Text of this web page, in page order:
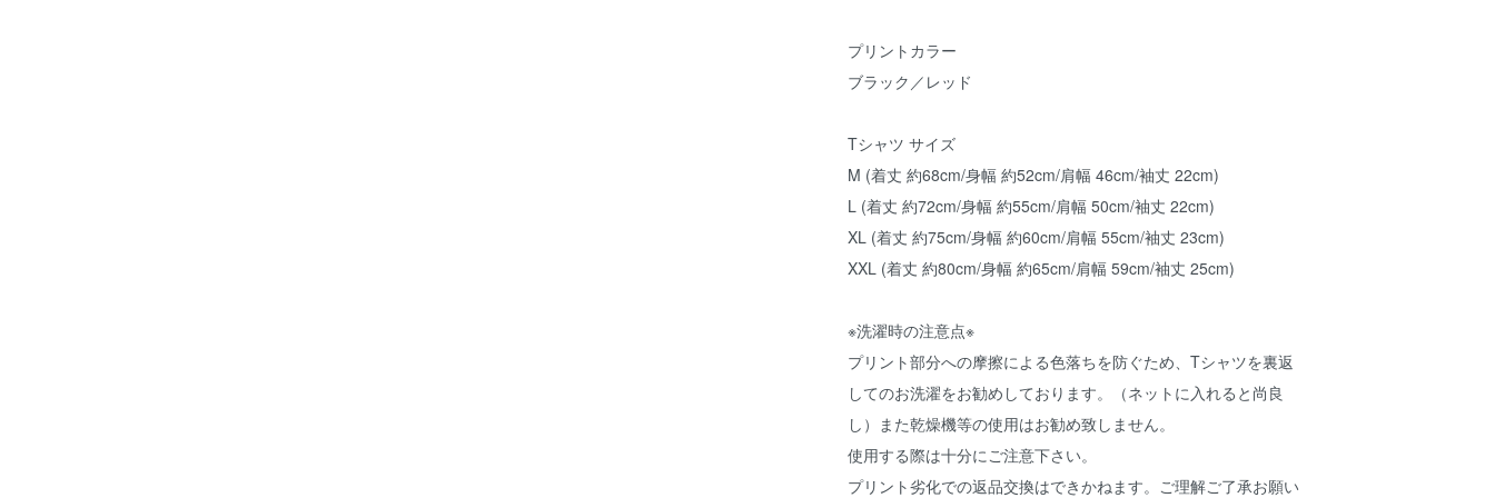
プリントカラー
ブラック／レッド
Tシャツ サイズ
M (着丈 約68cm/身幅 約52cm/肩幅 46cm/袖丈 22cm)
L (着丈 約72cm/身幅 約55cm/肩幅 50cm/袖丈 22cm)
XL (着丈 約75cm/身幅 約60cm/肩幅 55cm/袖丈 23cm)
XXL (着丈 約80cm/身幅 約65cm/肩幅 59cm/袖丈 25cm)
※洗濯時の注意点※
プリント部分への摩擦による色落ちを防ぐため、Tシャツを裏返
してのお洗濯をお勧めしております。（ネットに入れると尚良
し）また乾燥機等の使用はお勧め致しません。
使用する際は十分にご注意下さい。
プリント劣化での返品交換はできかねます。ご理解ご了承お願い